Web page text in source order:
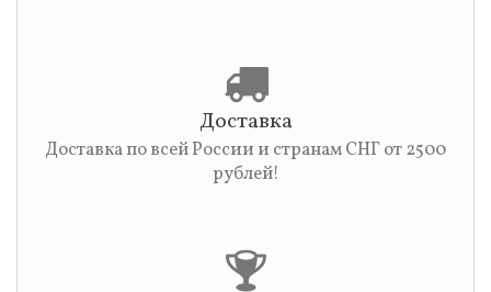
Доставка
Доставка по всей России и странам СНГ от 2500
рублей!